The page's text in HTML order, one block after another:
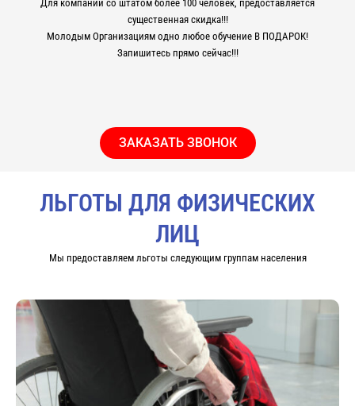
Для компаний со штатом более 100 человек, предоставляется
существенная скидка!!!
Молодым Организациям одно любое обучение В ПОДАРОК!
Запишитесь прямо сейчас!!!
ЗАКАЗАТЬ ЗВОНОК
ЛЬГОТЫ ДЛЯ ФИЗИЧЕСКИХ
ЛИЦ
Мы предоставляем льготы следующим группам населения